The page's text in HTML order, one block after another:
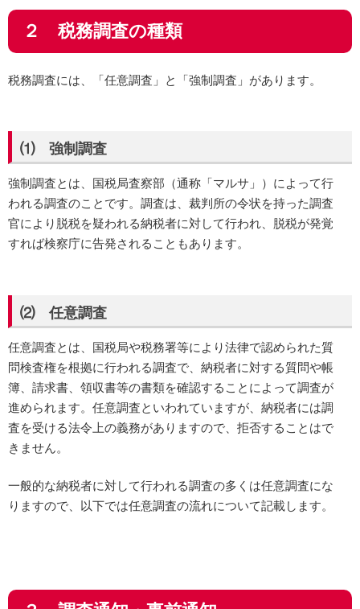
２ 税務調査の種類
税務調査には、「任意調査」と「強制調査」があります。
⑴ 強制調査
強制調査とは、国税局査察部（通称「マルサ」）によって行
われる調査のことです。調査は、裁判所の令状を持った調査
官により脱税を疑われる納税者に対して行われ、脱税が発覚
すれば検察庁に告発されることもあります。
⑵ 任意調査
任意調査とは、国税局や税務署等により法律で認められた質
問検査権を根拠に行われる調査で、納税者に対する質問や帳
簿、請求書、領収書等の書類を確認することによって調査が
進められます。任意調査といわれていますが、納税者には調
査を受ける法令上の義務がありますので、拒否することはで
きません。
一般的な納税者に対して行われる調査の多くは任意調査にな
りますので、以下では任意調査の流れについて記載します。